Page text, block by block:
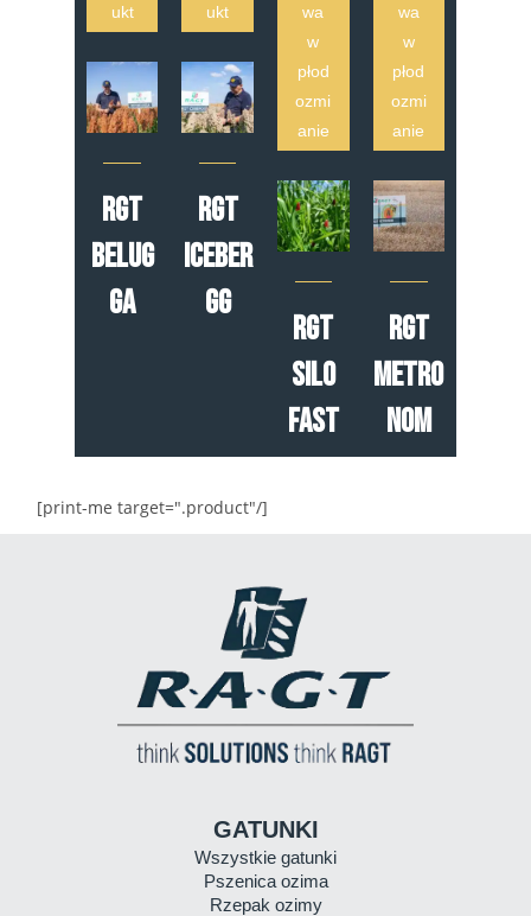
ukt
RGT
Belug
ga
ukt
RGT
Iceber
gg
wa
w
płod
ozmi
anie
RGT
Silo
Fast
wa
w
płod
ozmi
anie
RGT
Metro
nom
[print-me target=".product"/]
GATUNKI
Wszystkie gatunki
Pszenica ozima
Rzepak ozimy